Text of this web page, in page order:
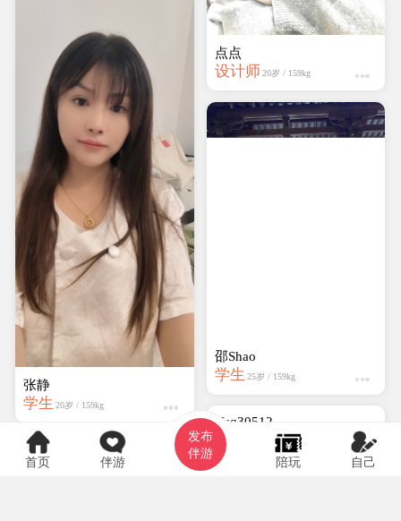
张静
学生 20岁 / 159kg
邵Shao
学生 25岁 / 159kg
Ysq30512
首页 伴游
发布
伴游
陪玩 自己